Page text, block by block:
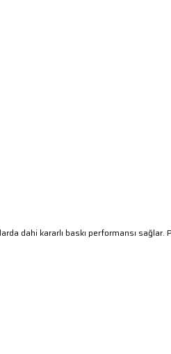
dahi kararlı baskı performansı